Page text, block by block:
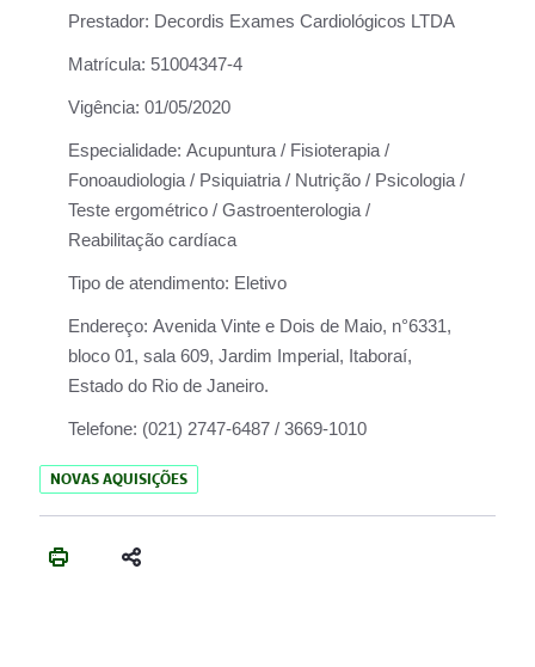
Prestador: Decordis Exames Cardiológicos LTDA
Matrícula: 51004347-4
Vigência: 01/05/2020
Especialidade: Acupuntura / Fisioterapia /
Fonoaudiologia / Psiquiatria / Nutrição / Psicologia /
Teste ergométrico / Gastroenterologia /
Reabilitação cardíaca
Tipo de atendimento: Eletivo
Endereço: Avenida Vinte e Dois de Maio, n°6331,
bloco 01, sala 609, Jardim Imperial, Itaboraí,
Estado do Rio de Janeiro.
Telefone: (021) 2747-6487 / 3669-1010
NOVAS AQUISIÇÕES